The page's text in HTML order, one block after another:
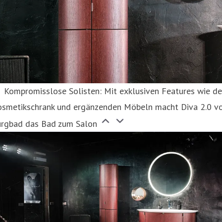
Kompromisslose Solisten: Mit exklusiven Features wie
und ergänzenden Möbeln macht Diva 2.0
das Bad zum Salon